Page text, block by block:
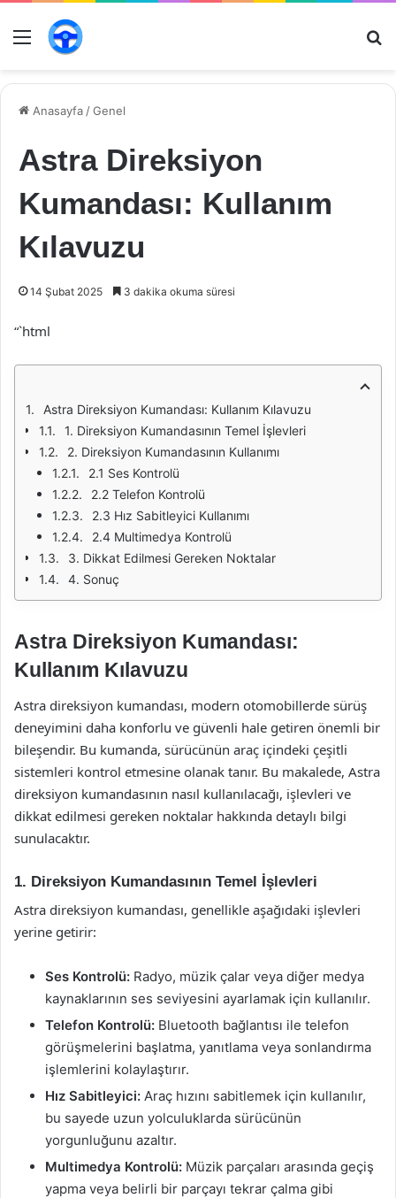
Menü
Anasayfa /Genel
Astra Direksiyon
Kumandası: Kullanım
Kılavuzu
14 Şubat 2025 3 dakika okuma süresi
“`html
Astra Direksiyon Kumandası: Kullanım Kılavuzu
1. Direksiyon Kumandasının Temel İşlevleri
2. Direksiyon Kumandasının Kullanımı
2.1 Ses Kontrolü
2.2 Telefon Kontrolü
2.3 Hız Sabitleyici Kullanımı
2.4 Multimedya Kontrolü
3. Dikkat Edilmesi Gereken Noktalar
4. Sonuç
Astra Direksiyon Kumandası:
Kullanım Kılavuzu
Astra direksiyon kumandası, modern otomobillerde sürüş
deneyimini daha konforlu ve güvenli hale getiren önemli bir
bileşendir. Bu kumanda, sürücünün araç içindeki çeşitli
sistemleri kontrol etmesine olanak tanır. Bu makalede, Astra
direksiyon kumandasının nasıl kullanılacağı, işlevleri ve
dikkat edilmesi gereken noktalar hakkında detaylı bilgi
sunulacaktır.
1. Direksiyon Kumandasının Temel İşlevleri
Astra direksiyon kumandası, genellikle aşağıdaki işlevleri
yerine getirir:
Ses Kontrolü: Radyo, müzik çalar veya diğer medya
kaynaklarının ses seviyesini ayarlamak için kullanılır.
Telefon Kontrolü: Bluetooth bağlantısı ile telefon
görüşmelerini başlatma, yanıtlama veya sonlandırma
işlemlerini kolaylaştırır.
Hız Sabitleyici: Araç hızını sabitlemek için kullanılır,
bu sayede uzun yolculuklarda sürücünün
yorgunluğunu azaltır.
Multimedya Kontrolü: Müzik parçaları arasında geçiş
yapma veya belirli bir parçayı tekrar çalma gibi